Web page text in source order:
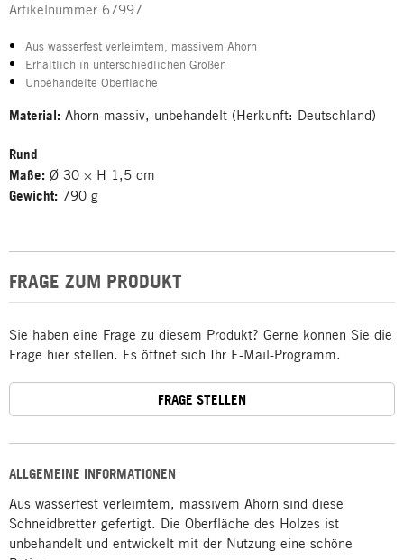
ALLGEMEINE INFORMATIONEN
Aus wasserfest verleimtem, massivem Ahorn sind diese
Schneidbretter gefertigt. Die Oberfläche des Holzes ist
unbehandelt und entwickelt mit der Nutzung eine schöne
Artikelnummer 67997
Aus wasserfest verleimtem, massivem Ahorn
Erhältlich in unterschiedlichen Größen
Unbehandelte Oberfläche
Material: Ahorn massiv, unbehandelt (Herkunft: Deutschland)
Rund
Maße: Ø 30 × H 1,5 cm
Gewicht: 790 g
FRAGE ZUM PRODUKT
Sie haben eine Frage zu diesem Produkt? Gerne können Sie die
Frage hier stellen. Es öffnet sich Ihr E-Mail-Programm.
FRAGE STELLEN